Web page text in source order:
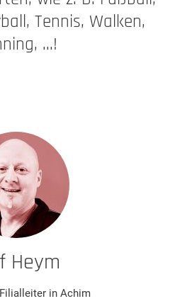
Tennis, Walken,
...!
Heym
in Achim